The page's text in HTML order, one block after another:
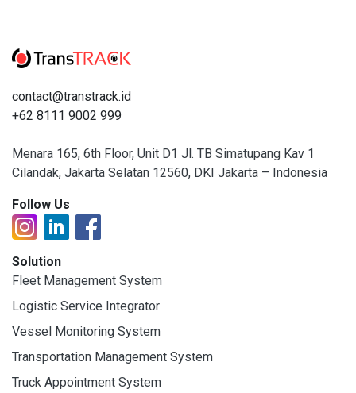
contact@transtrack.id
+62 8111 9002 999
Menara 165, 6th Floor, Unit D1 Jl. TB Simatupang Kav 1
Cilandak, Jakarta Selatan 12560, DKI Jakarta – Indonesia
Follow Us
Solution
Fleet Management System
Logistic Service Integrator
Vessel Monitoring System
Transportation Management System
Truck Appointment System